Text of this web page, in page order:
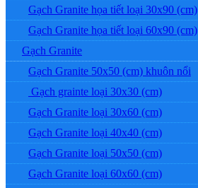
Gạch Granite họa tiết loại 30x90 (cm)
Gạch Granite họa tiết loại 60x90 (cm)
Gạch Granite
Gạch Granite 50x50 (cm) khuôn nổi
Gạch grainte loại 30x30 (cm)
Gạch Granite loại 30x60 (cm)
Gạch Granite loại 40x40 (cm)
Gạch Granite loại 50x50 (cm)
Gạch Granite loại 60x60 (cm)